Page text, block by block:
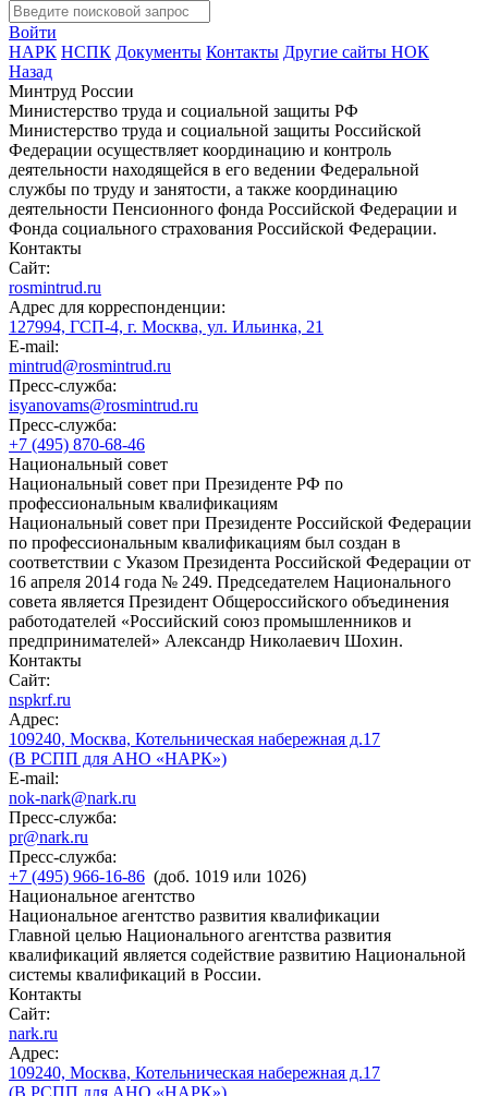
Войти
НАРК НСПК Документы Контакты Другие сайты НОК
Назад
Минтруд России
Министерство труда и социальной защиты РФ
Министерство труда и социальной защиты Российской
Федерации осуществляет координацию и контроль
деятельности находящейся в его ведении Федеральной
службы по труду и занятости, а также координацию
деятельности Пенсионного фонда Российской Федерации и
Фонда социального страхования Российской Федерации.
Контакты
Сайт:
rosmintrud.ru
Адрес для корреспонденции:
127994, ГСП-4, г. Москва, ул. Ильинка, 21
E-mail:
mintrud@rosmintrud.ru
Пресс-служба:
isyanovams@rosmintrud.ru
Пресс-служба:
+7 (495) 870-68-46
Национальный совет
Национальный совет при Президенте РФ по
профессиональным квалификациям
Национальный совет при Президенте Российской Федерации
по профессиональным квалификациям был создан в
соответствии с Указом Президента Российской Федерации от
16 апреля 2014 года № 249. Председателем Национального
совета является Президент Общероссийского объединения
работодателей «Российский союз промышленников и
предпринимателей» Александр Николаевич Шохин.
Контакты
Сайт:
nspkrf.ru
Адрес:
109240, Москва, Котельническая набережная д.17
(В РСПП для АНО «НАРК»)
E-mail:
nok-nark@nark.ru
Пресс-служба:
pr@nark.ru
Пресс-служба:
+7 (495) 966-16-86 (доб. 1019 или 1026)
Национальное агентство
Национальное агентство развития квалификации
Главной целью Национального агентства развития
квалификаций является содействие развитию Национальной
системы квалификаций в России.
Контакты
Сайт:
nark.ru
Адрес:
109240, Москва, Котельническая набережная д.17
(В РСПП для АНО «НАРК»)